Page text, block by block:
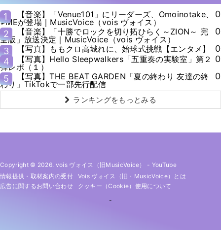
1
【音楽】「Venue101」にリーダーズ、Omoinotake、
≠MEが登場｜MusicVoice（vois ヴォイス）
0
2
【音楽】「十勝でロックを切り拓ひらく～ZION～ 完
全版」放送決定｜MusicVoice（vois ヴォイス）
0
3
【写真】ももクロ高城れに、始球式挑戦【エンタメ】
0
4
【写真】Hello Sleepwalkers「五重奏の実験室」第２
弾レポ（１）
0
5
【写真】THE BEAT GARDEN「夏の終わり 友達の終
わり」TikTokで一部先行配信
0
ランキングをもっとみる
Copyright © 2026. vois ヴォイス（旧MusicVoice） - YouTube
情報提供・取材案内の受付
Vois ヴォイス（旧・MusicVoice）とは
広告に関するお問い合わせ
クッキー（cookie）使用について
-